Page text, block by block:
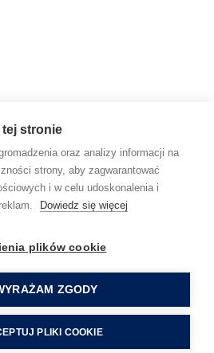
| KRS 0000852393 | NIP
stronie
oraz analizy informacji na
strony, aby zagwarantować
i w celu udoskonalenia i
Dowiedz się więcej
plików cookie
ZGODY
PLIKI COOKIE